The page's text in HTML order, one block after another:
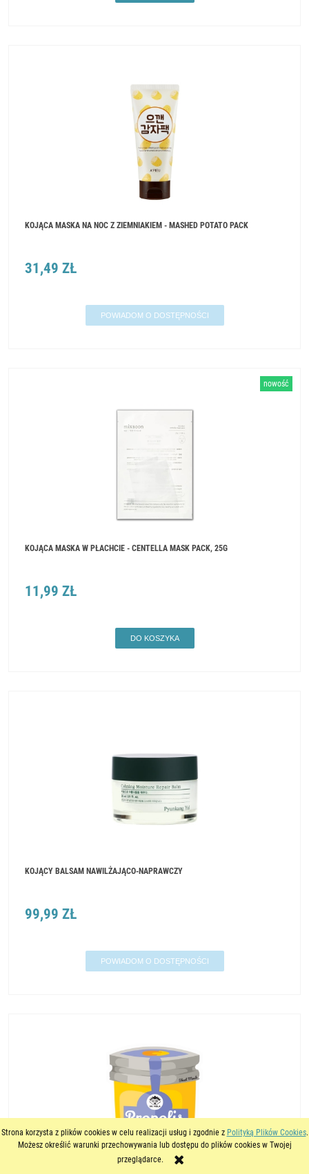
Strona korzysta z plików cookies w celu realizacji usług i zgodnie z Polityką Plików Cookies.
Możesz określić warunki przechowywania lub dostępu do plików cookies w Twojej
przeglądarce.
KOJĄCA MASKA NA NOC Z ZIEMNIAKIEM - MASHED POTATO PACK
31,49 ZŁ
POWIADOM O DOSTĘPNOŚCI
KOJĄCA MASKA W PŁACHCIE - CENTELLA MASK PACK, 25G
11,99 ZŁ
DO KOSZYKA
nowość
KOJĄCY BALSAM NAWILŻAJĄCO-NAPRAWCZY
99,99 ZŁ
POWIADOM O DOSTĘPNOŚCI